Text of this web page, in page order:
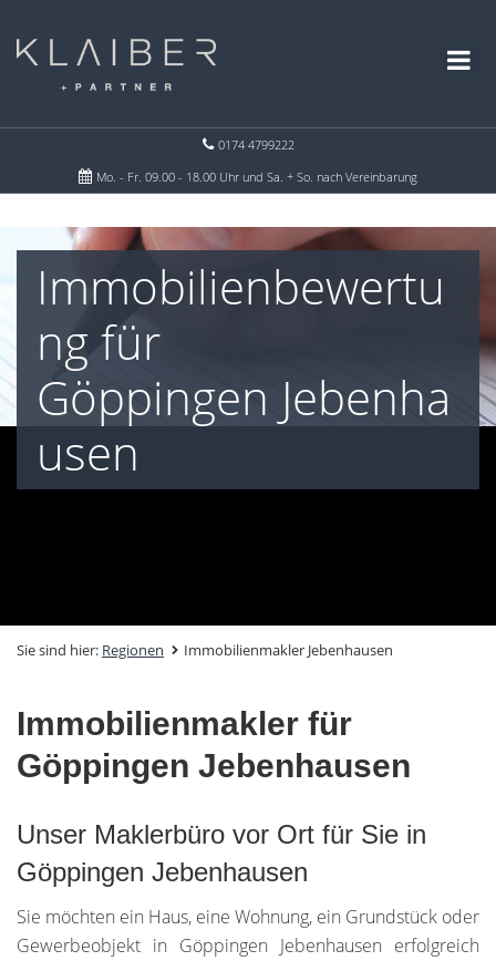
0174 4799222
Mo. - Fr. 09.00 - 18.00 Uhr und Sa. + So. nach Vereinbarung
Immobilienbewertu
ng für
Göppingen Jebenha
usen
Sie sind hier: Regionen Immobilienmakler Jebenhausen
Immobilienmakler für
Göppingen Jebenhausen
Unser Maklerbüro vor Ort für Sie in
Göppingen Jebenhausen
Sie möchten ein Haus, eine Wohnung, ein Grundstück oder
Gewerbeobjekt in Göppingen Jebenhausen erfolgreich